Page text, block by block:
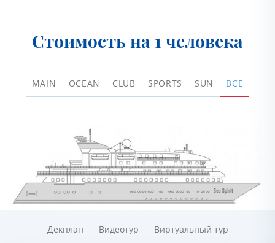
Стоимость на 1 человека
MAIN OCEAN CLUB SPORTS SUN ВСЕ
Декплан Видеотур Виртуальный тур